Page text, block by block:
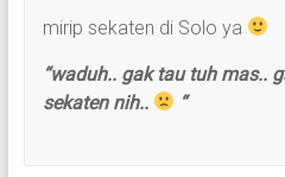
mirip sekaten di Solo ya
“waduh.. gak tau tuh mas..
sekaten nih..
“